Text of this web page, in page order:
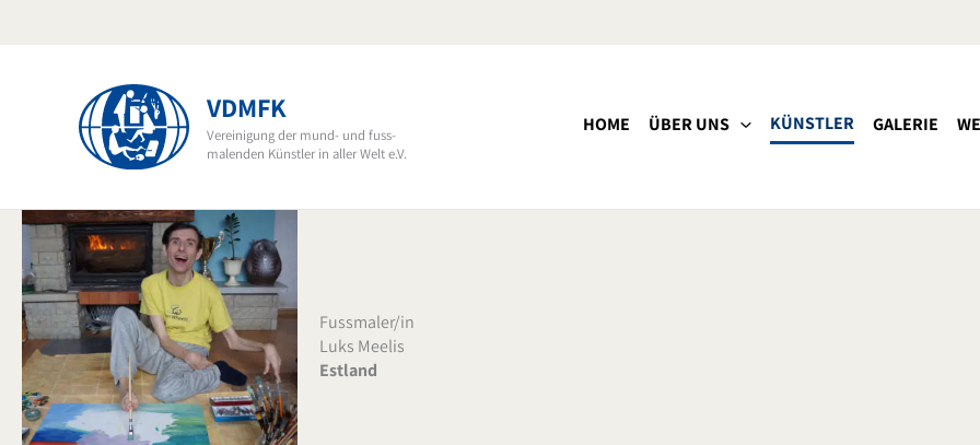
VDMFK
Vereinigung der mund- und fuss-
malenden Künstler in aller Welt e.V.
HOME ÜBER UNS KÜNSTLER GALERIE
Fussmaler/in
Luks Meelis
Estland